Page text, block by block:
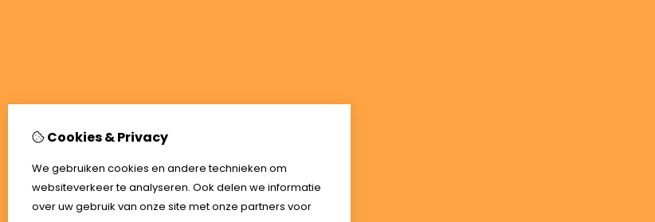
Cookies & Privacy
We gebruiken cookies en andere technieken om
websiteverkeer te analyseren. Ook delen we informatie
over uw gebruik van onze site met onze partners voor